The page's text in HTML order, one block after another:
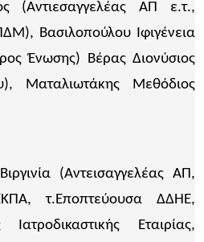
(Αντιεσαγγελέας ΑΠ ε.τ.,
Βασιλοπούλου Ιφιγένεια
Ένωσης) Βέρας Διονύσιος
Ματαλιωτάκης Μεθόδιος
(Αντεισαγγελέας ΑΠ,
τ.Εποπτεύουσα ΔΔΗΕ,
Εταιρίας,